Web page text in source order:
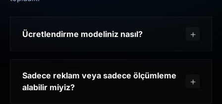
Ücretlendirme modeliniz nasıl?
Sadece reklam veya sadece ölçümleme
alabilir miyiz?